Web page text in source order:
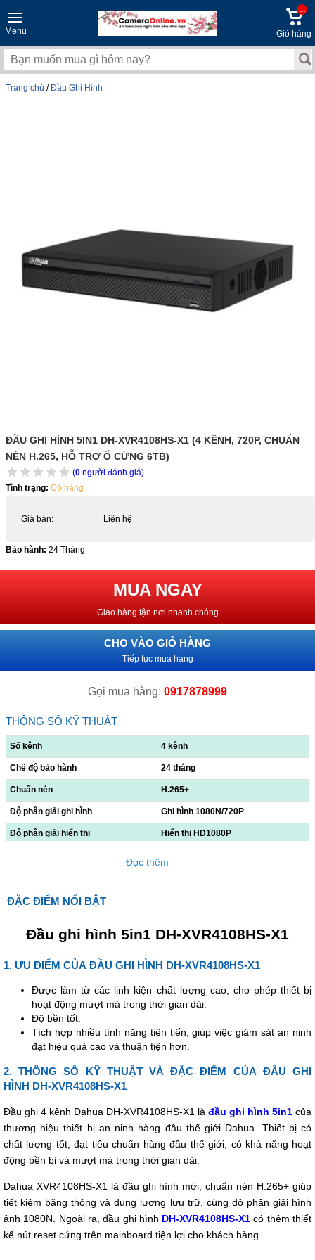
Menu
...
Giỏ hàng
Trang chủ /Đầu Ghi Hình
ĐẦU GHI HÌNH 5IN1 DH-XVR4108HS-X1 (4 KÊNH, 720P, CHUẨN
NÉN H.265, HỖ TRỢ Ổ CỨNG 6TB)
(0 người đánh giá)
Tình trạng: Có hàng
Giá bán: Liên hệ
Bảo hành: 24 Tháng
MUA NGAY
Giao hàng tận nơi nhanh chóng
CHO VÀO GIỎ HÀNG
Tiếp tục mua hàng
Gọi mua hàng: 0917878999
THÔNG SỐ KỸ THUẬT
Số kênh 4 kênh
Chế độ bảo hành 24 tháng
Chuẩn nén H.265+
Độ phân giải ghi hình Ghi hình 1080N/720P
Độ phân giải hiển thị Hiển thị HD1080P
Nguồn điện
Đọc thêm
ĐẶC ĐIỂM NỔI BẬT
Đầu ghi hình 5in1 DH-XVR4108HS-X1
1. ƯU ĐIỂM CỦA ĐẦU GHI HÌNH DH-XVR4108HS-X1
Được làm từ các linh kiện chất lượng cao, cho phép thiết bị
hoạt động mượt mà trong thời gian dài.
Độ bền tốt.
Tích hợp nhiều tính năng tiên tiến, giúp việc giám sát an ninh
đạt hiệu quả cao và thuận tiện hơn.
2. THÔNG SỐ KỸ THUẬT VÀ ĐẶC ĐIỂM CỦA ĐẦU GHI
HÌNH DH-XVR4108HS-X1
Đầu ghi 4 kênh Dahua DH-XVR4108HS-X1 là đầu ghi hình 5in1 của
thương hiệu thiết bị an ninh hàng đầu thế giới Dahua. Thiết bị có
chất lượng tốt, đạt tiêu chuẩn hàng đầu thế giới, có khả năng hoạt
động bền bỉ và mượt mà trong thời gian dài.
Dahua XVR4108HS-X1 là đầu ghi hình mới, chuẩn nén H.265+ giúp
tiết kiệm băng thông và dung lượng lưu trữ, cùng độ phân giải hình
ảnh 1080N. Ngoài ra, đầu ghi hình DH-XVR4108HS-X1 có thêm thiết
kế nút reset cứng trên mainboard tiện lợi cho khách hàng.